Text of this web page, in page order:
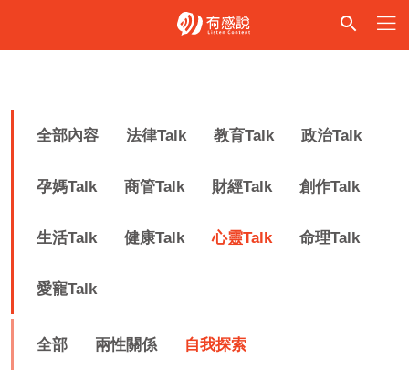
全部內容 法律Talk 教育Talk 政治Talk
孕媽Talk 商管Talk 財經Talk 創作Talk
生活Talk 健康Talk 心靈Talk 命理Talk
愛寵Talk
全部 兩性關係 自我探索